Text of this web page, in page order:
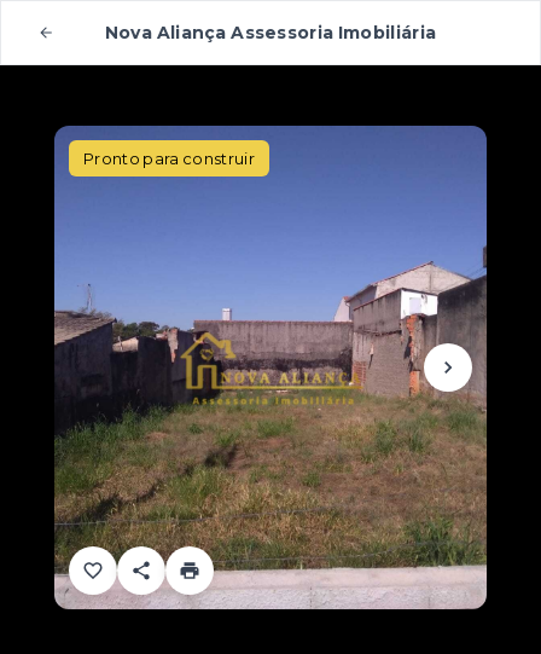
Nova Aliança Assessoria Imobiliária
Pronto para construir